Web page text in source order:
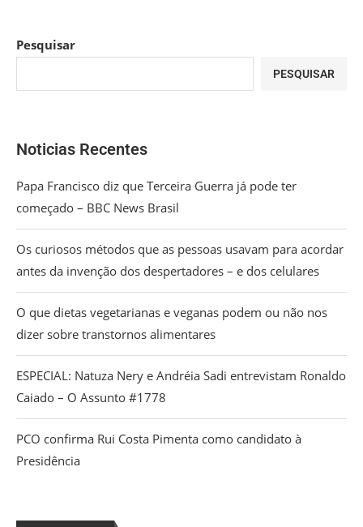
Pesquisar
PESQUISAR
Noticias Recentes
Papa Francisco diz que Terceira Guerra já pode ter
começado – BBC News Brasil
Os curiosos métodos que as pessoas usavam para acordar
antes da invenção dos despertadores – e dos celulares
O que dietas vegetarianas e veganas podem ou não nos
dizer sobre transtornos alimentares
ESPECIAL: Natuza Nery e Andréia Sadi entrevistam Ronaldo
Caiado – O Assunto #1778
PCO confirma Rui Costa Pimenta como candidato à
Presidência